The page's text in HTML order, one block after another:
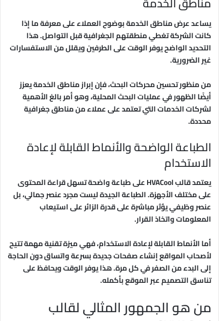
يساعد عرض مناطق الخدمة بوضوح العملاء على معرفة ما إذا
كانت الشركة تغطي منطقتهم الجغرافية قبل التواصل. هذا
التحديد الواضح يوفر الوقت على الطرفين ويقلل من الاستفسارات
غير الضرورية.
من منظور تحسين محركات البحث، فإن إبراز مناطق الخدمة يعزز
أيضًا الظهور في عمليات البحث المحلية، وهو أمر بالغ الأهمية
لشركات الخدمات التي تعتمد على عملاء من مناطق جغرافية
محددة.
الطباعة الواضحة والأنماط القابلة لإعادة
الاستخدام
يعتمد قالب HVACool على طباعة واضحة تسهل قراءة المحتوى
على مختلف الأجهزة. الطباعة الجيدة ليست مجرد عنصر جمالي، بل
عنصر وظيفي يؤثر مباشرة على قدرة الزائر على استيعاب
المعلومات واتخاذ القرار.
أما الأنماط القابلة لإعادة الاستخدام، فهي ميزة تقنية مهمة تتيح
لأصحاب المواقع إنشاء صفحات جديدة بسرعة واتساق دون الحاجة
إلى البدء من الصفر في كل مرة. هذا يوفر الوقت ويحافظ على
تناسق التصميم عبر الموقع بأكمله.
من هو الجمهور المثالي لقالب